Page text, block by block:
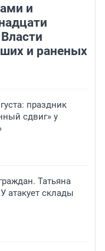
и
и раненых
праздник
сдвиг» у
Татьяна
атакует склады